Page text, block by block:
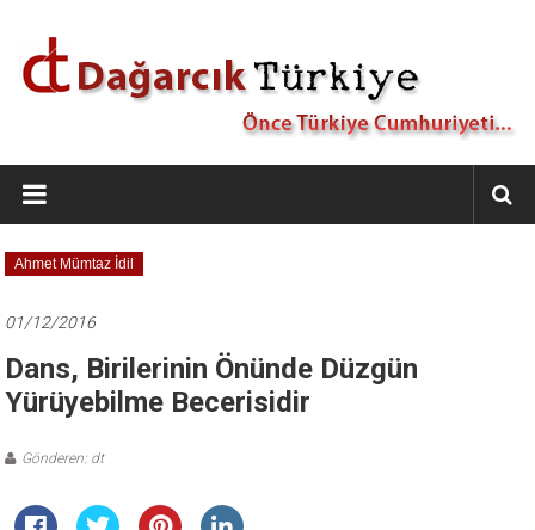
Dağarcık
Türkiye
Önce
Türkiye
Ahmet Mümtaz İdil
01/12/2016
Dans, Birilerinin Önünde Düzgün
Yürüyebilme Becerisidir
Gönderen: dt